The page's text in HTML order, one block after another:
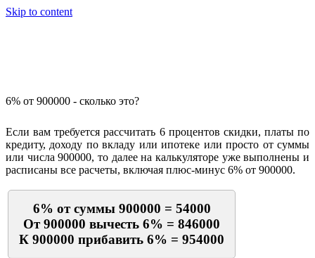
Skip to content
6% от 900000 - сколько это?
Если вам требуется рассчитать 6 процентов скидки, платы по
кредиту, доходу по вкладу или ипотеке или просто от суммы
или числа 900000, то далее на калькуляторе уже выполнены и
расписаны все расчеты, включая плюс-минус 6% от 900000.
6% от суммы 900000 = 54000
От 900000 вычесть 6% = 846000
К 900000 прибавить 6% = 954000